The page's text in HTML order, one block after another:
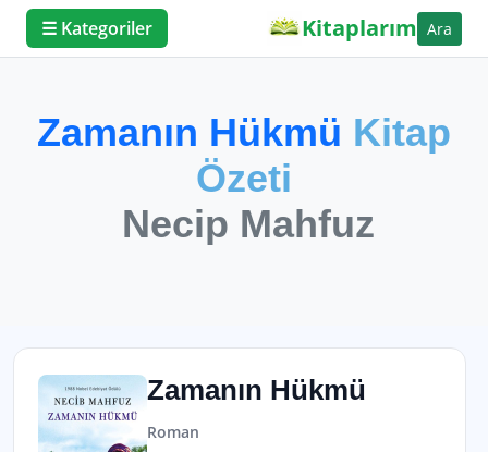
☰ Kategoriler Kitaplarım Ara
Zamanın Hükmü Kitap
Özeti
Necip Mahfuz
Zamanın Hükmü
Roman